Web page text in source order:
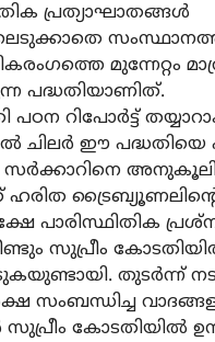
പ്രത്യാഘാതങ്ങൾ
മുന്നേറ്റം
പദ്ധതിയാണിത്.
പഠന റിപോർട്ട്
ചിലർ ഈ പദ്ധതിയെ
സർക്കാറിനെ
ഹരിത
പാരിസ്ഥിതിക
സുപ്രീം
തുടർന്ന്
സംബന്ധിച്ച
കോടതിയിൽ